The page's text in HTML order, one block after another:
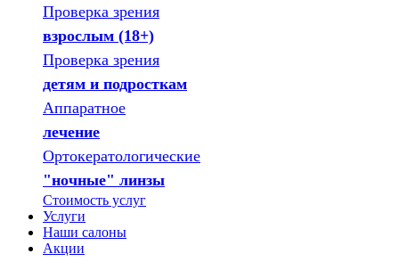
Проверка зрения
взрослым (18+)
Проверка зрения
детям и подросткам
Аппаратное
лечение
Ортокератологические
"ночные" линзы
Стоимость услуг
Услуги
Наши салоны
Акции